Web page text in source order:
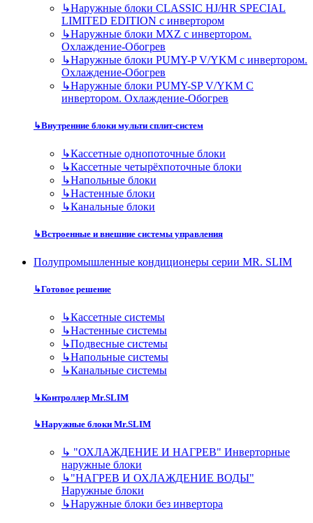
↳Наружные блоки CLASSIC HJ/HR SPECIAL
LIMITED EDITION с инвертором
↳Наружные блоки MXZ с инвертором.
Охлаждение-Обогрев
↳Наружные блоки PUMY-P V/YKM с инвертором.
Охлаждение-Обогрев
↳Наружные блоки PUMY-SP V/YKM С
инвертором. Охлаждение-Обогрев
↳Внутренние блоки мульти сплит-систем
↳Кассетные однопоточные блоки
↳Кассетные четырёхпоточные блоки
↳Напольные блоки
↳Настенные блоки
↳Канальные блоки
↳Встроенные и внешние системы управления
Полупромышленные кондиционеры серии MR. SLIM
↳Готовое решение
↳Кассетные системы
↳Настенные системы
↳Подвесные системы
↳Напольные системы
↳Канальные системы
↳Контроллер Mr.SLIM
↳Наружные блоки Mr.SLIM
↳ "ОХЛАЖДЕНИЕ И НАГРЕВ" Инверторные
наружные блоки
↳"НАГРЕВ И ОХЛАЖДЕНИЕ ВОДЫ"
Наружные блоки
↳Наружные блоки без инвертора